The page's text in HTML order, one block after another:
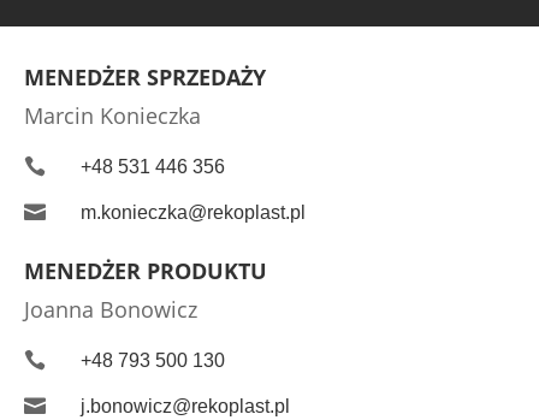
MENEDŻER SPRZEDAŻY
Marcin Konieczka
 +48 531 446 356
 m.konieczka@rekoplast.pl
MENEDŻER PRODUKTU
Joanna Bonowicz
 +48 793 500 130
 j.bonowicz@rekoplast.pl